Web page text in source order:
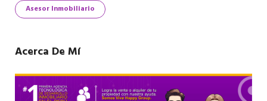
Asesor Inmobiliario
Acerca De Mí